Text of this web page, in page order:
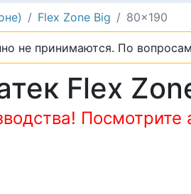
Flex Zone Big 80x190
не принимаются. По
Flex